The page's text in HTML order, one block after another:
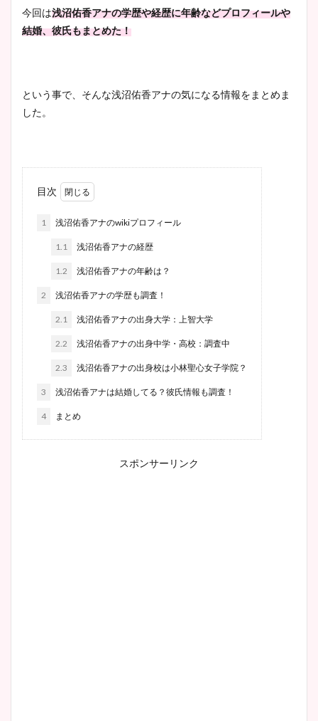
今回は浅沼佑香アナの学歴や経歴に年齢などプロフィールや
結婚、彼氏もまとめた！
という事で、そんな浅沼佑香アナの気になる情報をまとめま
した。
目次
1 浅沼佑香アナのwikiプロフィール
1.1 浅沼佑香アナの経歴
1.2 浅沼佑香アナの年齢は？
2 浅沼佑香アナの学歴も調査！
2.1 浅沼佑香アナの出身大学：上智大学
2.2 浅沼佑香アナの出身中学・高校：調査中
2.3 浅沼佑香アナの出身校は小林聖心女子学院？
3 浅沼佑香アナは結婚してる？彼氏情報も調査！
4 まとめ
スポンサーリンク